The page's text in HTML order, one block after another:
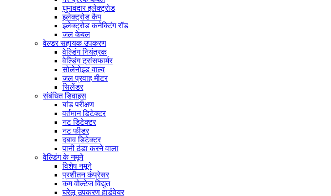
घुमावदार इलेक्ट्रोड
इलेक्ट्रोड कैप
इलेक्ट्रोड कनेक्टिंग रॉड
जल केबल
वेल्डर सहायक उपकरण
वेल्डिंग नियंत्रक
वेल्डिंग ट्रांसफार्मर
सोलेनोइड वाल्व
जल प्रवाह मीटर
सिलेंडर
संबंधित डिवाइस
बांड परीक्षण
वर्तमान डिटेक्टर
नट डिटेक्टर
नट फीडर
दबाव डिटेक्टर
पानी ठंडा करने वाला
वेल्डिंग के नमूने
विशेष नमूने
प्रशीतन कंप्रेसर
कम वोल्टेज विद्युत
घरेलू उपकरण हार्डवेयर